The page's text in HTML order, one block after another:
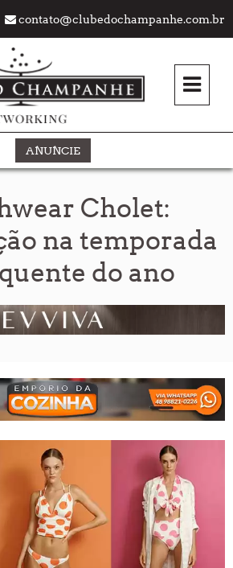
contato@clubedochampanhe.com.br
ANUNCIE
Cholet:
na temporada
do ano